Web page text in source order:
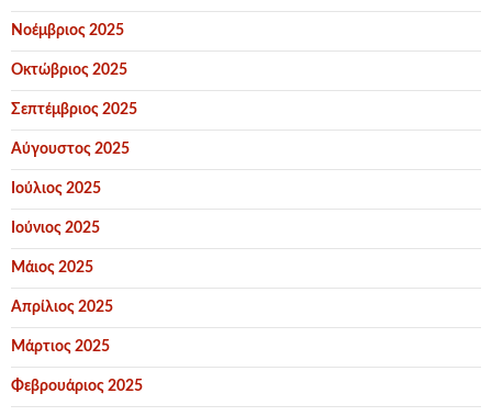
Νοέμβριος 2025
Οκτώβριος 2025
Σεπτέμβριος 2025
Αύγουστος 2025
Ιούλιος 2025
Ιούνιος 2025
Μάιος 2025
Απρίλιος 2025
Μάρτιος 2025
Φεβρουάριος 2025